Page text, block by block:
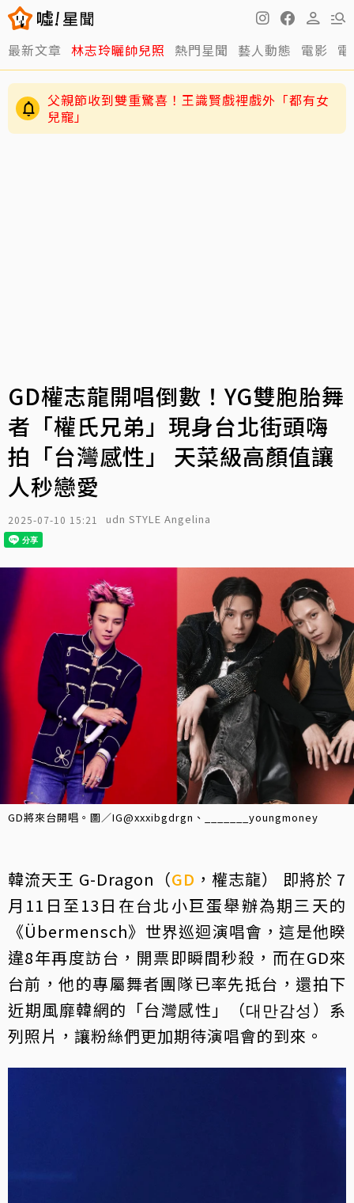
最新文章 林志玲曬帥兒照 熱門星聞 藝人動態 電影
父親節收到雙重驚喜！王識賢戲裡戲外「都有女
兒寵」
GD權志龍開唱倒數！YG雙胞胎舞
者「權氏兄弟」現身台北街頭嗨
拍「台灣感性」 天菜級高顏值讓
人秒戀愛
2025-07-10 15:21 udn STYLE Angelina
GD將來台開唱。圖／IG@xxxibgdrgn、_______youngmoney
韓流天王 G-Dragon（GD ，權志龍） 即將於 7
月11日至13日在台北小巨蛋舉辦為期三天的
《Übermensch》世界巡迴演唱會，這是他睽
違8年再度訪台，開票即瞬間秒殺，而在GD來
台前，他的專屬舞者團隊已率先抵台，還拍下
近期風靡韓網的「台灣感性」（대만감성）系
列照片，讓粉絲們更加期待演唱會的到來。